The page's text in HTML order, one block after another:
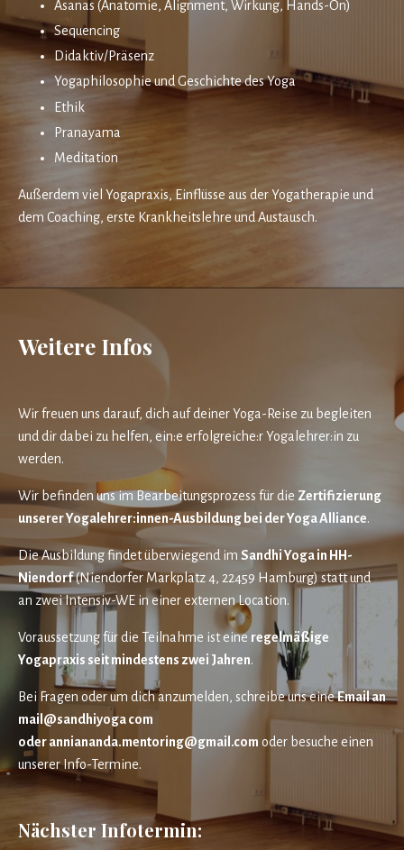
Asanas (Anatomie, Alignment, Wirkung, Hands-On)
Sequencing
Didaktiv/Präsenz
Yogaphilosophie und Geschichte des Yoga
Ethik
Pranayama
Meditation
Außerdem viel Yogapraxis, Einflüsse aus der Yogatherapie und
dem Coaching, erste Krankheitslehre und Austausch.
Weitere Infos
Wir freuen uns darauf, dich auf deiner Yoga-Reise zu begleiten
und dir dabei zu helfen, ein:e erfolgreiche:r Yogalehrer:in zu
werden.
Wir befinden uns im Bearbeitungsprozess für die Zertifizierung
unserer Yogalehrer:innen-Ausbildung bei der Yoga Alliance.
Die Ausbildung findet überwiegend im Sandhi Yoga in HH-
Niendorf(Niendorfer Markplatz 4, 22459 Hamburg) statt und
an zwei Intensiv-WE in einer externen Location.
Voraussetzung für die Teilnahme ist eine regelmäßige
Yogapraxis seit mindestens zwei Jahren.
Bei Fragen oder um dich anzumelden, schreibe uns eineEmail an
mail@sandhiyoga com
oderanniananda.mentoring@gmail.com oder besuche einen
unserer Info-Termine.
Nächster Infotermin: